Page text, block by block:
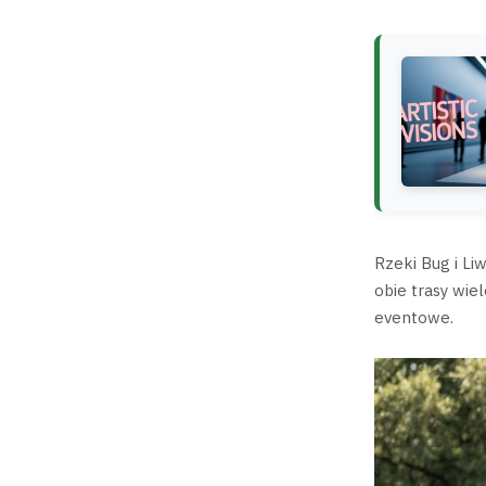
Rzeki Bug i
obie trasy
eventowe.